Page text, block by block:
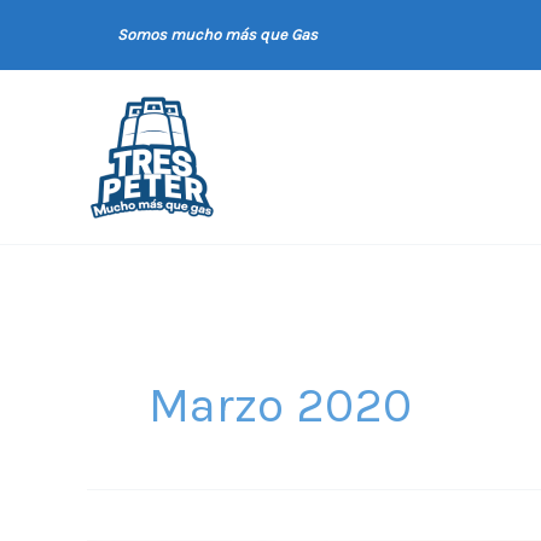
Somos mucho más que Gas
Marzo 2020